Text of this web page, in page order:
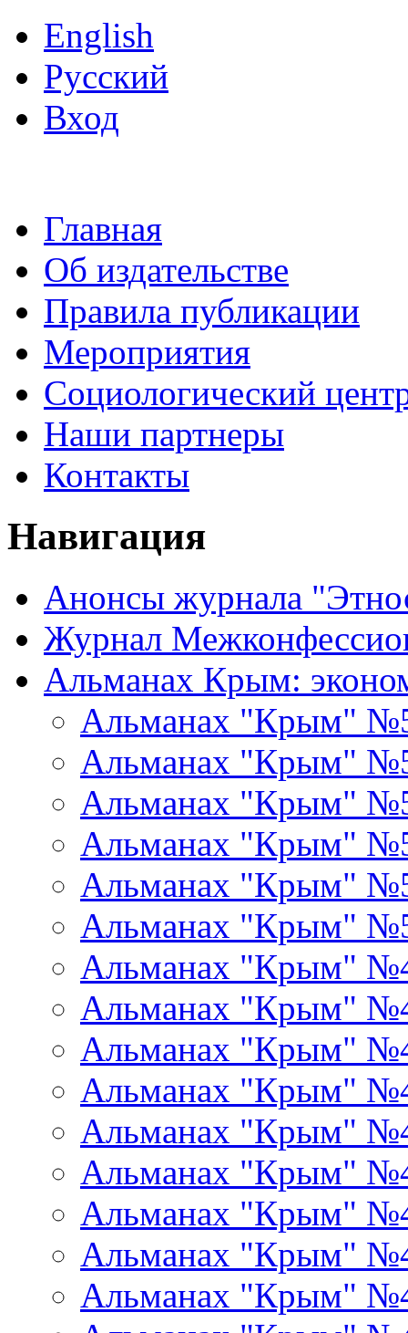
English
Русский
Вход
Главная
Об издательстве
Правила публикации
Мероприятия
Социологический
Наши партнеры
Контакты
Навигация
Анонсы журнала
Журнал
Альманах Крым:
Альманах "Крым"
Альманах "Крым"
Альманах "Крым"
Альманах "Крым"
Альманах "Крым"
Альманах "Крым"
Альманах "Крым"
Альманах "Крым"
Альманах "Крым"
Альманах "Крым"
Альманах "Крым"
Альманах "Крым"
Альманах "Крым"
Альманах "Крым"
Альманах "Крым"